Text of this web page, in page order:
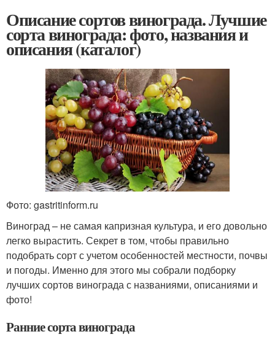
Описание сортов винограда. Лучшие
сорта винограда: фото, названия и
описания (каталог)
Фото: gastritinform.ru
Виноград – не самая капризная культура, и его довольно
легко вырастить. Секрет в том, чтобы правильно
подобрать сорт с учетом особенностей местности, почвы
и погоды. Именно для этого мы собрали подборку
лучших сортов винограда с названиями, описаниями и
фото!
Ранние сорта винограда